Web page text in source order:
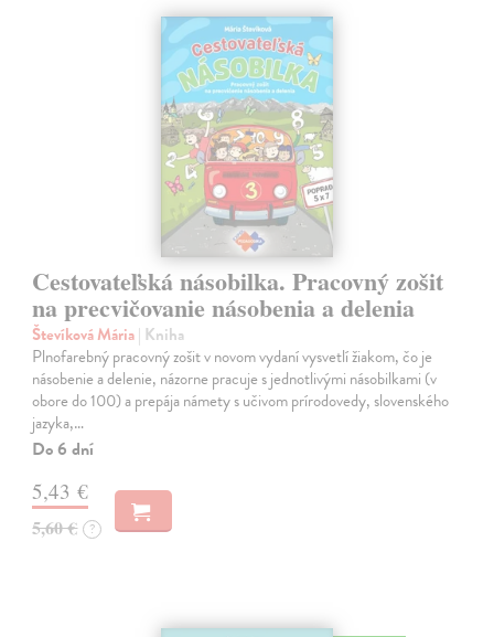
Cestovateľská násobilka. Pracovný zošit
na precvičovanie násobenia a delenia
Števíková Mária| Kniha
Plnofarebný pracovný zošit v novom vydaní vysvetlí žiakom, čo je
násobenie a delenie, názorne pracuje s jednotlivými násobilkami (v
obore do 100) a prepája námety s učivom prírodovedy, slovenského
jazyka,…
Do 6 dní
5,43 €
5,60 € ?